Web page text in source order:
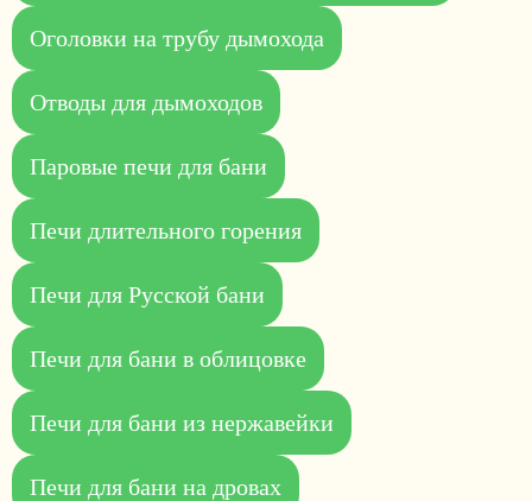
Оголовки на трубу дымохода
Отводы для дымоходов
Паровые печи для бани
Печи длительного горения
Печи для Русской бани
Печи для бани в облицовке
Печи для бани из нержавейки
Печи для бани на дровах